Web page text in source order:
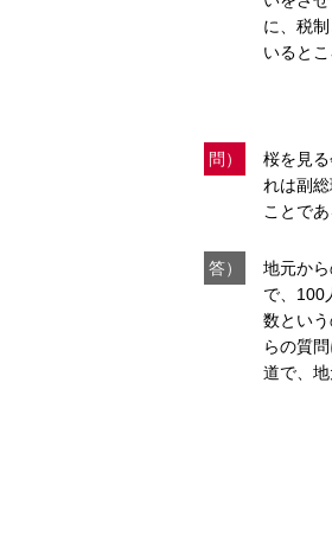
に、税
いるとこ
問）
桜を見
れは副
ことで
答）
地元か
で、100
数とい
らの質
道で、